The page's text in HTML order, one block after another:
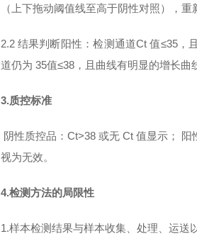
（上下拖动阈值线至高于阴性对照），重
2.2 结果判断阳性：检测通道Ct 值≤35，
道仍为 35值≤38，且曲线有明显的增长曲
3.质控标准
阴性质控品：Ct>38 或无 Ct 值显示；
视为无效。
4.检测方法的局限性
1.样本检测结果与样本收集、处理、运送